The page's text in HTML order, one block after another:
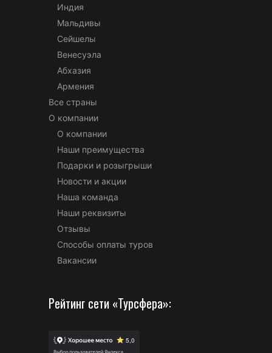
Индия
Мальдивы
Сейшелы
Венесуэла
Абхазия
Армения
Все страны
О компании
О компании
Наши преимущества
Подарки и розыгрыши
Новости и акции
Наша команда
Наши реквизиты
Отзывы
Способы оплаты туров
Вакансии
Рейтинг сети «Турсфера»: